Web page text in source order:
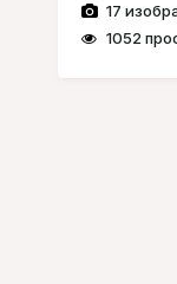
17
1052